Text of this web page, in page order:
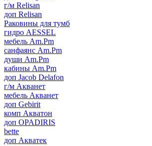
г/м Relisan
доп Relisan
Раковины для тумб
гидро AESSEL
мебель Am.Pm
санфаянс Am.Pm
души Am.Pm
кабины Am.Pm
доп Jacob Delafon
г/м Акванет
мебель Акванет
доп Gebirit
комп Акватон
доп OPADIRIS
bette
доп Акватек